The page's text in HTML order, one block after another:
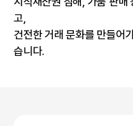
고,
건전한 거래 문화를 만들어
습니다.